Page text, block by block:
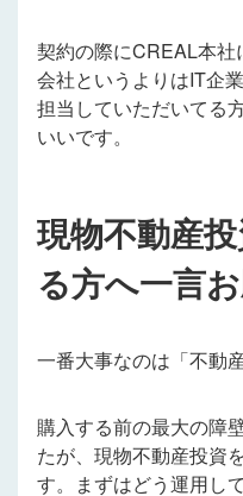
契約の際にCREAL本
会社というよりはIT企
担当していただいてる
いいです。
現物不動産
る方へ一言
一番大事なのは「不動
購入する前の最大の障
たが、現物不動産投資
す。まずはどう運用し